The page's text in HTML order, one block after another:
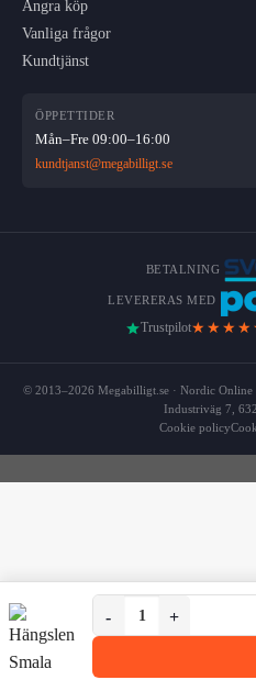
Ångra köp
Vanliga frågor
Kundtjänst
ÖPPETTIDER
Mån–Fre 09:00–16:00
kundtjanst@megabilligt.se
BETALNING
LEVERERAS MED
Trustpilot★★★★
© 2013–2026 Megabilligt.se · Nordic Online
Industriväg 7,
Cookie policy
Hängslen Smala med
Hängslen Smala med